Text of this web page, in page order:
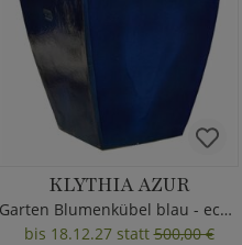
KLYTHIA AZUR
Garten Blumenkübel blau - eckig
bis 18.12.27 statt500,00 €